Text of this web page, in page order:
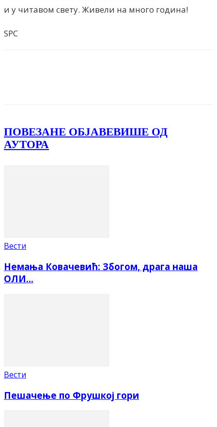
и у читавом свету. Живели на много година!
SPC
ПОВЕЗАНЕ ОБЈАВЕВИШЕ ОД
АУТОРА
Вести
Немања Ковачевић: Збогом, драга наша
ОЛИ…
Вести
Пешачење по Фрушкој гори